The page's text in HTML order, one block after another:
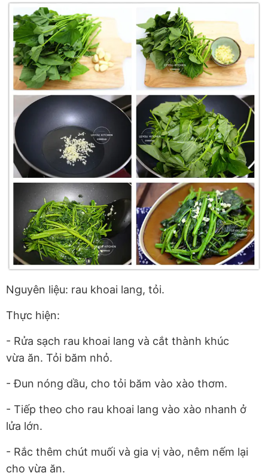
Nguyên liệu: rau khoai lang, tỏi.
Thực hiện:
- Rửa sạch rau khoai lang và cắt thành khúc
vừa ăn. Tỏi băm nhỏ.
- Đun nóng dầu, cho tỏi băm vào xào thơm.
- Tiếp theo cho rau khoai lang vào xào nhanh ở
lửa lớn.
- Rắc thêm chút muối và gia vị vào, nêm nếm lại
cho vừa ăn.